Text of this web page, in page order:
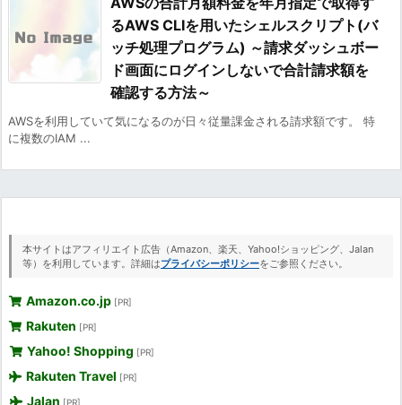
るAWS CLIを用いたシェルスクリプト(バ
ッチ処理プログラム) ～請求ダッシュボー
ド画面にログインしないで合計請求額を
確認する方法～
AWSを利用していて気になるのが日々従量課金される請求額です。 特
に複数のIAM ...
本サイトはアフィリエイト広告（Amazon、楽天、Yahoo!ショッピング、Jalan
等）を利用しています。詳細はプライバシーポリシーをご参照ください。
Amazon.co.jp [PR]
Rakuten [PR]
Yahoo! Shopping [PR]
Rakuten Travel [PR]
Jalan [PR]